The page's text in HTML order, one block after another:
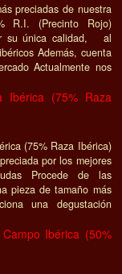
preciadas de nuestra
R.I. (Precinto Rojo)
su única calidad, al
Además, cuenta
Actualmente nos
Ibérica (75% Raza
(75% Raza Ibérica)
por los mejores
Procede de las
pieza de tamaño más
una degustación
Ibérica (50%